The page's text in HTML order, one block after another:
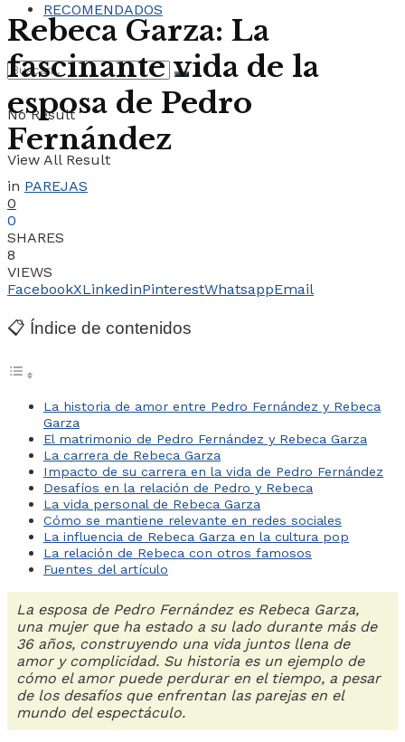
RECOMENDADOS
No Result
View All Result
Rebeca Garza: La
fascinante vida de la
esposa de Pedro
Fernández
in PAREJAS
0
0
SHARES
8
VIEWS
FacebookXLinkedinPinterestWhatsappEmail
📋 Índice de contenidos
La historia de amor entre Pedro Fernández y Rebeca
Garza
El matrimonio de Pedro Fernández y Rebeca Garza
La carrera de Rebeca Garza
Impacto de su carrera en la vida de Pedro Fernández
Desafíos en la relación de Pedro y Rebeca
La vida personal de Rebeca Garza
Cómo se mantiene relevante en redes sociales
La influencia de Rebeca Garza en la cultura pop
La relación de Rebeca con otros famosos
Fuentes del artículo
La esposa de Pedro Fernández es Rebeca Garza,
una mujer que ha estado a su lado durante más de
36 años, construyendo una vida juntos llena de
amor y complicidad. Su historia es un ejemplo de
cómo el amor puede perdurar en el tiempo, a pesar
de los desafíos que enfrentan las parejas en el
mundo del espectáculo.